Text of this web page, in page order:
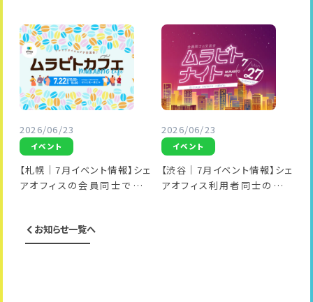
2026/06/23
イベント
【札幌｜7月イベント情報】シェ
アオフィスの会員同士でゆる
2026/06/23
イベント
【渋谷｜7月イベント情報】シェ
アオフィス利用者同士の交流
お知らせ一覧へ